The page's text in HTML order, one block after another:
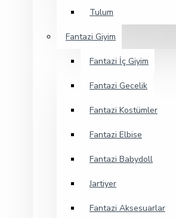
Tulum
Fantazi Giyim
Fantazi İç Giyim
Fantazi Gecelik
Fantazi Kostümler
Fantazi Elbise
Fantazi Babydoll
Jartiyer
Fantazi Aksesuarlar